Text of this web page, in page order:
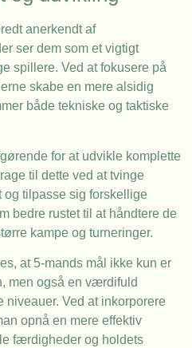
anerkendt af
ser dem som et vigtigt
spillere. Ved at fokusere på
skabe en mere alsidig
både tekniske og taktiske
for at udvikle komplette
til dette ved at tvinge
tilpasse sig forskellige
bedre rustet til at håndtere de
kampe og turneringer.
at 5-mands mål ikke kun er
men også en værdifuld
niveauer. Ved at inkorporere
opnå en mere effektiv
færdigheder og holdets